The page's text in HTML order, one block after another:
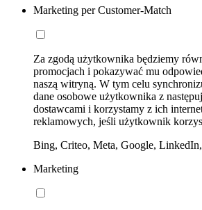
Marketing per Customer-Match
Za zgodą użytkownika będziemy
promocjach i pokazywać mu
naszą witryną. W tym celu
dane osobowe użytkownika z
dostawcami i korzystamy z ich
reklamowych, jeśli użytkownik
Bing, Criteo, Meta, Google,
Marketing